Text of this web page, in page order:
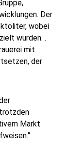
Der
wobei
wurden. .
mit
der
Markt